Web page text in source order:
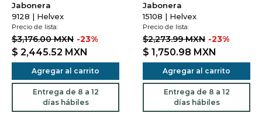
Jabonera
9128 | Helvex
Precio de lista:
$3,176.00 MXN -23%
$ 2,445.52 MXN
Agregar al carrito
Entrega de 8 a 12
días hábiles
Jabonera
15108 | Helvex
Precio de lista:
$2,273.99 MXN -23%
$ 1,750.98 MXN
Agregar al carrito
Entrega de 8 a 12
días hábiles